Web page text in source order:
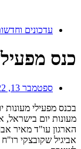
עדכונים
כנס
ספטמבר 13, 2022
בכנס מפעילי
מעונות יום בישראל,
הארגון עו"ד מאיר
אביגיל שקובצקי